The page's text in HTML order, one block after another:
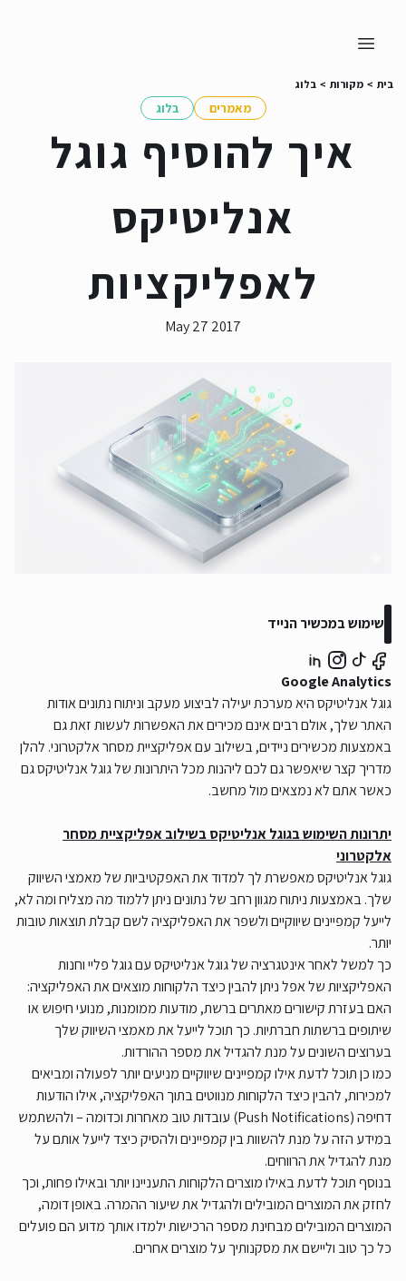
בלוג > מקורות > בית
בלוג מאמרים
איך להוסיף גוגל
אנליטיקס
לאפליקציות
May 27 2017
שימוש במכשיר הנייד
Google Analytics
גוגל אנליטיקס היא מערכת יעילה לביצוע מעקב וניתוח נתונים אודות
האתר שלך, אולם רבים אינם מכירים את האפשרות לעשות זאת גם
באמצעות מכשירים ניידים, בשילוב עם אפליקציית מסחר אלקטרוני. להלן
מדריך קצר שיאפשר גם לכם ליהנות מכל היתרונות של גוגל אנליטיקס גם
כאשר אתם לא נמצאים מול מחשב.
יתרונות השימוש בגוגל אנליטיקס בשילוב אפליקציית מסחר
אלקטרוני
גוגל אנליטיקס מאפשרת לך למדוד את האפקטיביות של מאמצי השיווק
שלך. באמצעות ניתוח מגוון רחב של נתונים ניתן ללמוד מה מצליח ומה לא,
לייעל קמפיינים שיווקיים ולשפר את האפליקציה לשם קבלת תוצאות טובות
יותר.
כך למשל לאחר אינטגרציה של גוגל אנליטיקס עם גוגל פליי וחנות
האפליקציות של אפל ניתן להבין כיצד הלקוחות מוצאים את האפליקציה:
האם בעזרת קישורים מאתרים ברשת, מודעות ממומנות, מנועי חיפוש או
שיתופים ברשתות חברתיות. כך תוכל לייעל את מאמצי השיווק שלך
בערוצים השונים על מנת להגדיל את מספר ההורדות.
כמו כן תוכל לדעת אילו קמפיינים שיווקיים מניעים יותר לפעולה ומביאים
למכירות, להבין כיצד הלקוחות מנווטים בתוך האפליקציה, אילו הודעות
דחיפה (Push Notifications) עובדות טוב מאחרות וכדומה – ולהשתמש
במידע הזה על מנת להשוות בין קמפיינים ולהסיק כיצד לייעל אותם על
מנת להגדיל את הרווחים.
בנוסף תוכל לדעת באילו מוצרים הלקוחות התעניינו יותר ובאילו פחות, וכך
לחזק את המוצרים המובילים ולהגדיל את שיעור ההמרה. באופן דומה,
המוצרים המובילים מבחינת מספר הרכישות ילמדו אותך מדוע הם פועלים
כל כך טוב וליישם את מסקנותיך על מוצרים אחרים.